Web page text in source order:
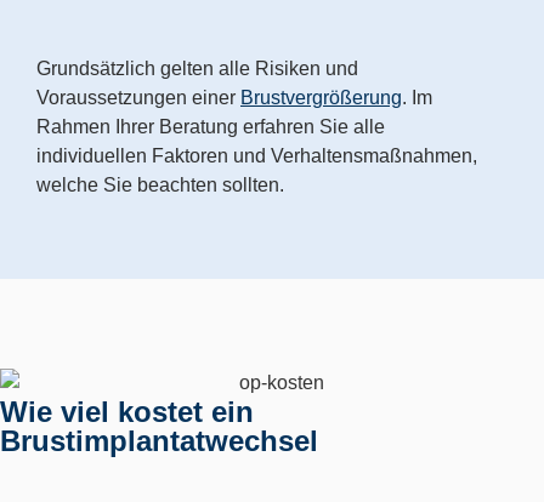
Grundsätzlich gelten alle Risiken und
Voraussetzungen einer Brustvergrößerung. Im
Rahmen Ihrer Beratung erfahren Sie alle
individuellen Faktoren und Verhaltensmaßnahmen,
welche Sie beachten sollten.
Wie viel kostet ein
Brustimplantatwechsel